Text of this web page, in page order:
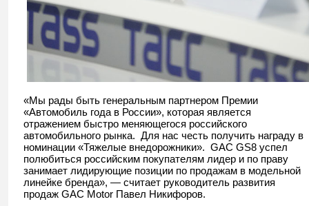
«Мы рады быть генеральным партнером Премии
«Автомобиль года в России», которая является
отражением быстро меняющегося российского
автомобильного рынка. Для нас честь получить награду в
номинации «Тяжелые внедорожники». GAC GS8 успел
полюбиться российским покупателям лидер и по праву
занимает лидирующие позиции по продажам в модельной
линейке бренда», — считает руководитель развития
продаж GAC Motor Павел Никифоров.